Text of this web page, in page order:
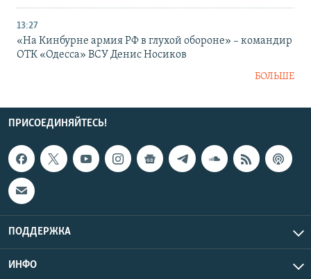
13:27
«На Кинбурне армия РФ в глухой обороне» – командир
ОТК «Одесса» ВСУ Денис Носиков
БОЛЬШЕ
ПРИСОЕДИНЯЙТЕСЬ!
ПОДДЕРЖКА
ИНФО